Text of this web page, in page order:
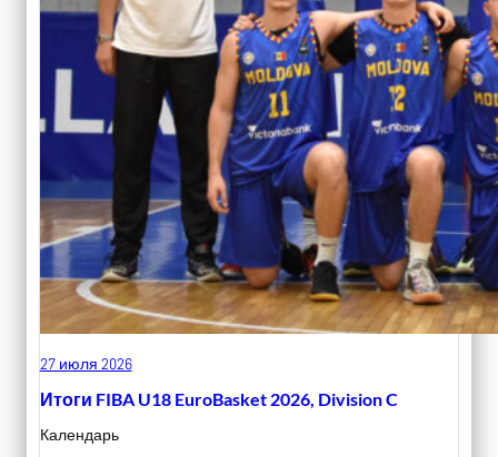
27 июля 2026
Итоги FIBA U18 EuroBasket 2026, Division C
Календарь